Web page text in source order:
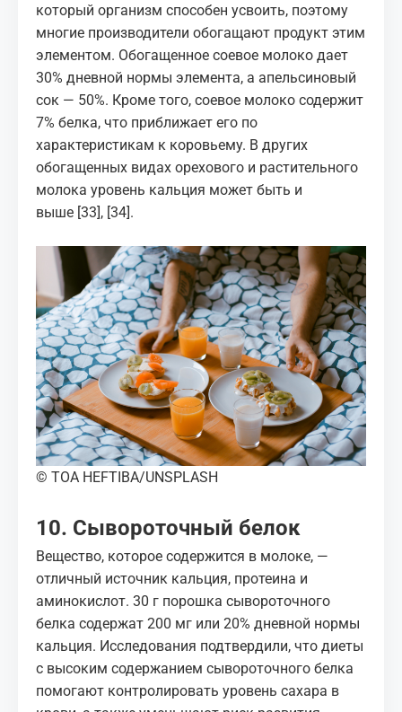
который организм способен усвоить, поэтому
многие производители обогащают продукт этим
элементом. Обогащенное соевое молоко дает
30% дневной нормы элемента, а апельсиновый
сок — 50%. Кроме того, соевое молоко содержит
7% белка, что приближает его по
характеристикам к коровьему. В других
обогащенных видах орехового и растительного
молока уровень кальция может быть и
выше [33], [34].
© TOA HEFTIBA/UNSPLASH
10. Сывороточный белок
Вещество, которое содержится в молоке, —
отличный источник кальция, протеина и
аминокислот. 30 г порошка сывороточного
белка содержат 200 мг или 20% дневной нормы
кальция. Исследования подтвердили, что диеты
с высоким содержанием сывороточного белка
помогают контролировать уровень сахара в